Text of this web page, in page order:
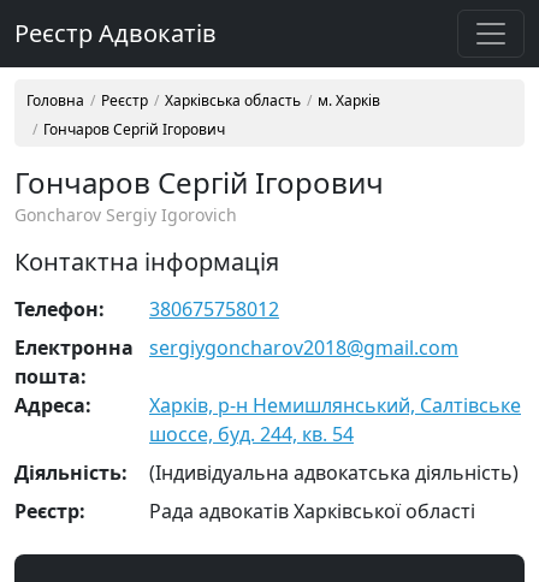
Реєстр Адвокатів
Головна Реєстр Харківська область
м. Харків
Гончаров Сергій Ігорович
Гончаров Сергій Ігорович
Goncharov Sergiy Igorovich
Контактна інформація
Телефон:
380675758012
Електронна
пошта:
sergiygoncharov2018@gmail.com
Адреса:
Харків, р-н Немишлянський, Салтівське
шоссе, буд. 244, кв. 54
Діяльність:
(Індивідуальна адвокатська діяльність)
Реєстр:
Рада адвокатів Харківської області